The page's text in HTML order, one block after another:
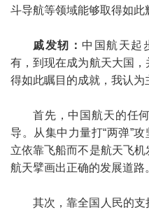
斗导航等领域能够取得如此
戚发轫： 中国航天起
有，到现在成为航天大国
得如此瞩目的成就，我认为
首先，中国航天的任
导。从集中力量打“两弹”
立依靠飞船而不是航天飞
航天擘画出正确的发展道路
其次，靠全国人民的